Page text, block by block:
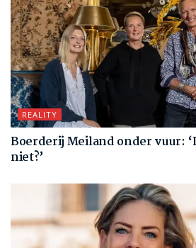
REALITY
Boerderij Meiland onder vuur:
niet?’